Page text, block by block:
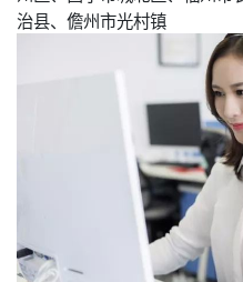
治县、儋州市光村镇